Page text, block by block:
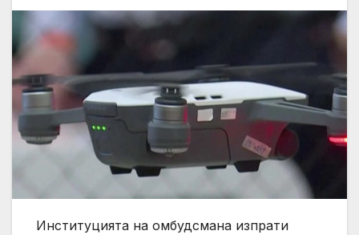
Институцията на омбудсмана изпрати